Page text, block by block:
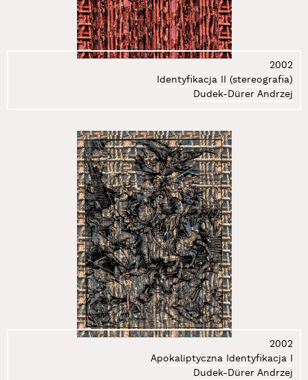
2002
Identyfikacja II (stereografia)
Dudek-Dürer Andrzej
2002
Apokaliptyczna Identyfikacja I
Dudek-Dürer Andrzej